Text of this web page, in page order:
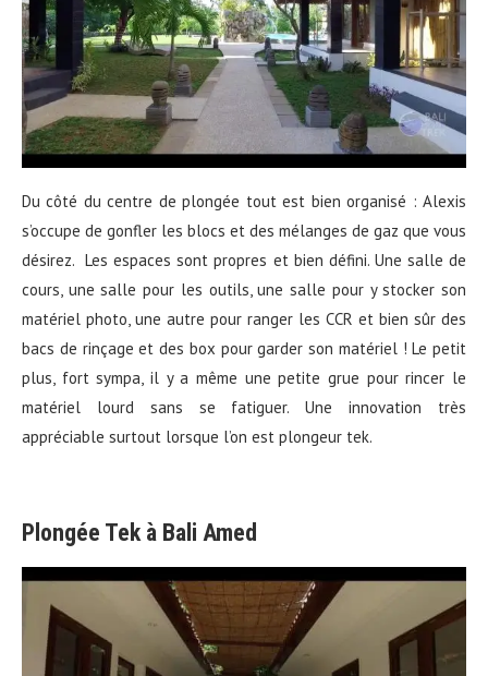
Du côté du centre de plongée tout est bien organisé : Alexis
s’occupe de gonfler les blocs et des mélanges de gaz que vous
désirez. Les espaces sont propres et bien défini. Une salle de
cours, une salle pour les outils, une salle pour y stocker son
matériel photo, une autre pour ranger les CCR et bien sûr des
bacs de rinçage et des box pour garder son matériel ! Le petit
plus, fort sympa, il y a même une petite grue pour rincer le
matériel lourd sans se fatiguer. Une innovation très
appréciable surtout lorsque l’on est plongeur tek.
Plongée Tek à Bali Amed